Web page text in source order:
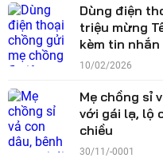
Dùng điện
triệu mừng
kèm tin
10/02/2026
Mẹ chồng sỉ
với gái lạ, lộ
chiều
30/11/-0001